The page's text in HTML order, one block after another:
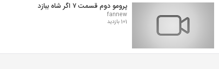
پرومو دوم قسمت ۷ اگر شاه ببازد
fannew
101 بازدید